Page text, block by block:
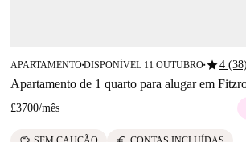
APARTAMENTO■DISPONÍVEL 11 OUTUBRO■star4 (38)
Apartamento de 1 quarto para alugar em
£3700/mês